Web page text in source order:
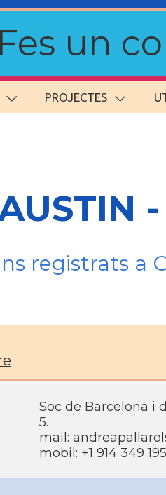
un
PROJECTES
registrats a
Soc de Barcelona i
5.
mail:
mobil: +1 914 349